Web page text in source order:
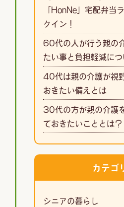
「HonNe」宅配弁当
クイン！
60代の人が行う親の
たい事と負担軽減につ
40代は親の介護が視
おきたい備えとは
30代の方が親の介護
ておきたいこととは？
カテゴ
シニアの暮らし